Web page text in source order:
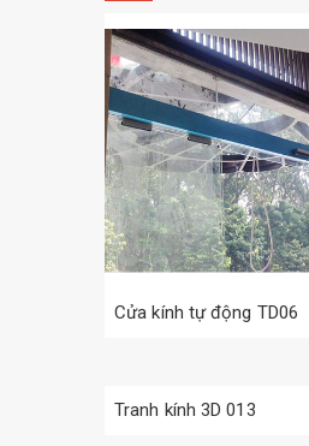
Cửa kính tự động TD06
Tranh kính 3D 013